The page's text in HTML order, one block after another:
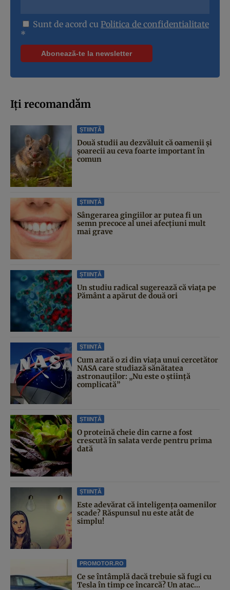
Sunt de acord cu Politica de confidentialitate
*
Iți recomandăm
ȘTIINȚĂ
Două studii au dezvăluit că oamenii și
șoarecii au ceva foarte important în
comun
ȘTIINȚĂ
Sângerarea gingiilor ar putea fi un
semn precoce al unei afecțiuni mult
mai grave
ȘTIINȚĂ
Un studiu radical sugerează că viața pe
Pământ a apărut de două ori
ȘTIINȚĂ
Cum arată o zi din viața unui cercetător
NASA care studiază sănătatea
astronauților: „Nu este o știință
complicată”
ȘTIINȚĂ
O proteină cheie din carne a fost
crescută în salata verde pentru prima
dată
ȘTIINȚĂ
Este adevărat că inteligența oamenilor
scade? Răspunsul nu este atât de
simplu!
PROMOTOR.RO
Ce se întâmplă dacă trebuie să fugi cu
Tesla în timp ce încarcă? Un atac...